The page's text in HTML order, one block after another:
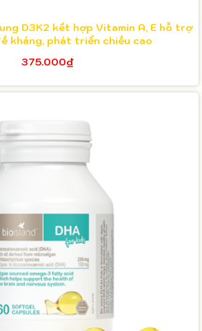
D3K2 kết hợp Vitamin A, E hỗ trợ
kháng, phát triển chiều cao
375.000₫